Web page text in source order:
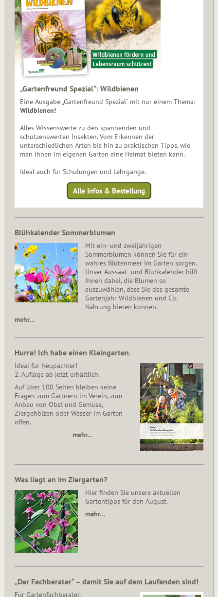
„Gartenfreund Spezial“: Wildbienen
Eine Ausgabe „Gartenfreund Spezial“ mit nur einem Thema:
Wildbienen!
Alles Wissenswerte zu den spannenden und
schützenswerten Insekten. Vom Erkennen der
unterschiedlichen Arten bis hin zu praktischen Tipps, wie
man ihnen im eigenen Garten eine Heimat bieten kann.
Ideal auch für Schulungen und Lehrgänge.
Alle Infos & Bestellung
Blühkalender Sommerblumen
Mit ein- und zweijährigen
Sommerblumen können Sie für ein
wahres Blütenmeer im Garten sorgen.
Unser Aussaat- und Blühkalender hilft
Ihnen dabei, die Blumen so
auszuwählen, dass Sie das gesamte
Gartenjahr Wildbienen und Co.
Nahrung bieten können.
mehr…
Hurra! Ich habe einen Kleingarten.
Ideal für Neupächter!
2. Auflage ab jetzt erhältlich.
Auf über 100 Seiten bleiben keine
Fragen zum Gärtnern im Verein, zum
Anbau von Obst und Gemüse,
Ziergehölzen oder Wasser im Garten
offen.
mehr…
Was liegt an im Ziergarten?
Hier finden Sie unsere aktuellen
Gartentipps für den August.
mehr…
„Der Fachberater“ – damit Sie auf dem Laufenden sind!
Für Gartenfachberater,